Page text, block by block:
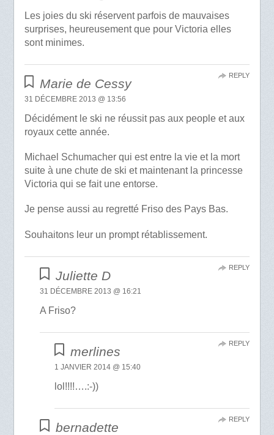
Les joies du ski réservent parfois de mauvaises
surprises, heureusement que pour Victoria elles
sont minimes.
Marie de Cessy
31 DÉCEMBRE 2013 @ 13:56
Décidément le ski ne réussit pas aux people et aux
royaux cette année.
Michael Schumacher qui est entre la vie et la mort
suite à une chute de ski et maintenant la princesse
Victoria qui se fait une entorse.
Je pense aussi au regretté Friso des Pays Bas.
Souhaitons leur un prompt rétablissement.
REPLY
Juliette D
31 DÉCEMBRE 2013 @ 16:21
A Friso?
REPLY
merlines
1 JANVIER 2014 @ 15:40
lol!!!!….:-))
REPLY
bernadette
REPLY